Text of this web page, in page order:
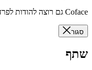
Coface גם רוצה להודות לפרדריק בורז'ואה על אירוסיו ב-11 השנים האחרונות ומאחלת לו הצלחה רבה בעתידו.
סגור
שתף